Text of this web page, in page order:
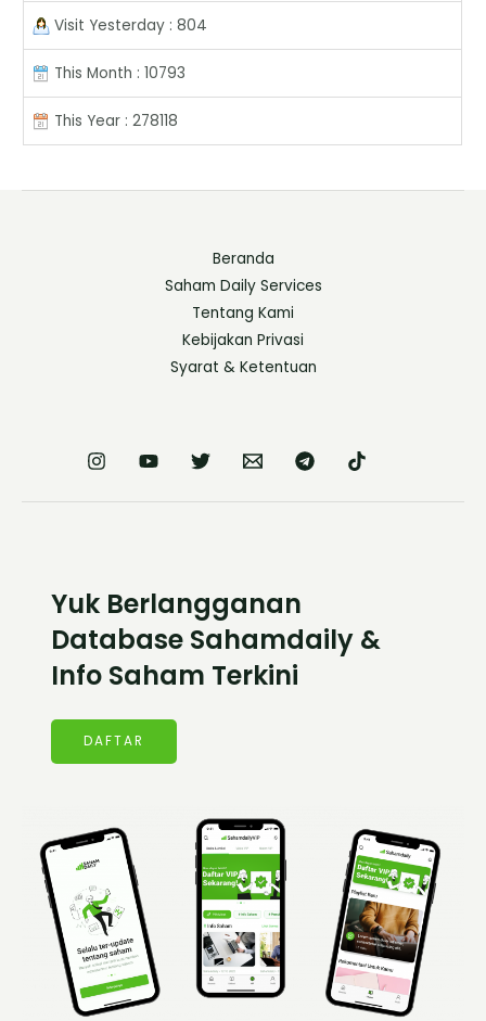
Visit Yesterday : 804
This Month : 10793
This Year : 278118
Beranda
Saham Daily Services
Tentang Kami
Kebijakan Privasi
Syarat & Ketentuan
Yuk Berlangganan
Database Sahamdaily &
Info Saham Terkini
DAFTAR